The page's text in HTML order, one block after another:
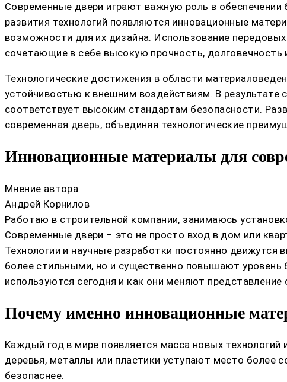
Современные двери играют важную роль в
развития технологий появляются инновационные
возможности для их дизайна. Использование
сочетающие в себе высокую прочность, долговечность
Технологические достижения в области
устойчивостью к внешним воздействиям. В результате
соответствует высоким стандартам безопасности.
современная дверь, объединяя технологические
Инновационные материалы для
Мнение автора
Андрей Корнилов
Работаю в строительной компании, занимаюсь
Современные двери – это не просто вход в дом или
Технологии и научные разработки постоянно
более стильными, но и существенно повышают уровень
используются сегодня и как они меняют представление
Почему именно инновационные
Каждый год в мире появляется масса новых
деревья, металлы или пластики уступают место более
безопаснее.